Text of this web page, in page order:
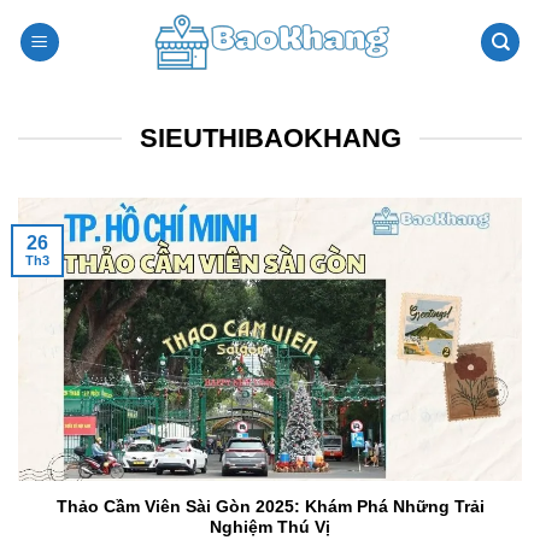
qua
SIEUTHIBAOKHANG
Thảo Cầm Viên Sài Gòn 2025: Khám Phá Những Trải
Nghiệm Thú Vị
26
Th3